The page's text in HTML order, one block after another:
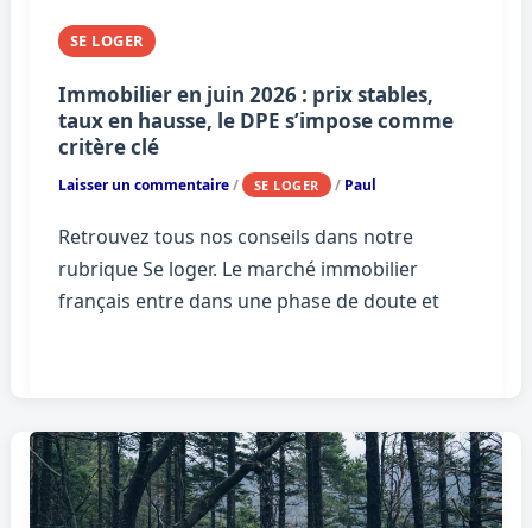
SE LOGER
Immobilier en juin 2026 : prix stables,
taux en hausse, le DPE s’impose comme
critère clé
Laisser un commentaire/ SE LOGER / Paul
Retrouvez tous nos conseils dans notre
rubrique Se loger. Le marché immobilier
français entre dans une phase de doute et